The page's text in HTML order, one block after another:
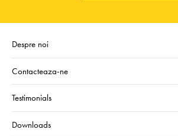
Despre noi
Contacteaza-ne
Testimonials
Downloads